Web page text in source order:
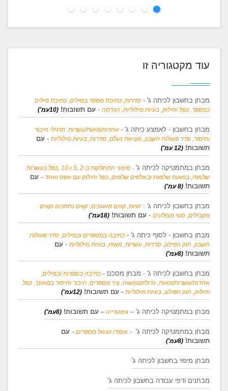
עוד מקטגוריה זו
מבחן בחשבון לכיתה ג' - סדרות, כתיבת מספר במילים, כתיבת מילים
כמספר, כפל וחילוק, בעיות מילוליות, הנדסה - עם תשובות! (10עמ')
מבחן בחשבון - לאמצע כיתה ג' - אחדות/מאות/עשרות, תרגילי חיבור
וחיסור, סדר פעולות חשבון, מציאת נעלם, סדרות, בעיות מילוליות- עם
תשובות! (12 עמ')
מבחן במתמטיקה לכיתה ג'
- סימני התחלקות ב-2 ,5 ו-10 ,כפל בעשרות
שלמות, במאות שלמות ובאלפים שלמים, כפל וחילוק עם אפס ואחד - עם
תשובות! (8 עמ')
מבחן בחשבון לכיתה ג' :זוויות, קווים מאונכים, קווים נחתכים וקווים
מקבילים, סוגי מצולעים - עם תשובות! (18עמ')
מבחן בחשבון - לסוף כיתה ג' - כתיבה במספרים ובמילים, סדר פעולות
חשבון, חוק הפילוג, סדרות, עשרות, מאות, בעיות מילוליות- עם
תשובות! (8עמ')
מבחן בחשבון לכיתה ג' - מבחן מסכם - כתיבה בספרות ובמילים,
אחדות/עשרות/מאות, גדול/קטן/שוה, ציר מספרים, חיבור וחיסור במאונך, כפל
וחילוק, חוק הפילוג, בעיות מילוליות- עם תשובות! (12עמ')
מבחן במתמטיקה לכיתה ג' – גימטרייה– עם תשובות! (8עמ')
מבחן במתמטיקה לכיתה ג' - אומדן ועיגול מספרים - עם
תשובות! (8עמ')
מבחן מיפוי בחשבון לכיתה ג'
מבחנים ודפי עבודה בחשבון לכיתה ג'